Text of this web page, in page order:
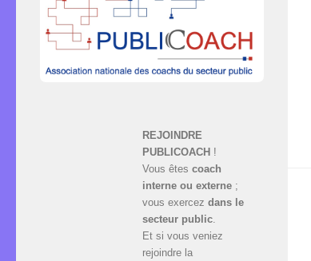
REJOINDRE
PUBLICOACH !
Vous êtes coach
interne ou externe ;
vous exercez dans le
secteur public.
Et si vous veniez
rejoindre la